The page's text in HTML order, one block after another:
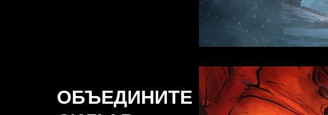
ОБЪЕДИНИТЕ